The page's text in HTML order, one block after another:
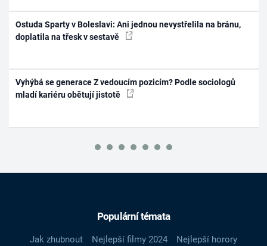
Ostuda Sparty v Boleslavi: Ani jednou nevystřelila na bránu,
doplatila na třesk v sestavě
Vyhýbá se generace Z vedoucím pozicím? Podle sociologů
mladí kariéru obětují jistotě
Populární témata
Jak zhubnout Nejlepší filmy 2024
Nejlepší horory